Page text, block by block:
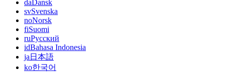
da Dansk
svSvenska
noNorsk
fiSuomi
ruРусский
idBahasa Indonesia
ja 日本語
ko한국어